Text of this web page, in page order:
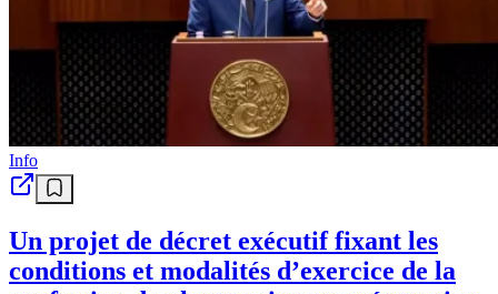
Info
Un projet de décret exécutif fixant les
conditions et modalités d’exercice de la